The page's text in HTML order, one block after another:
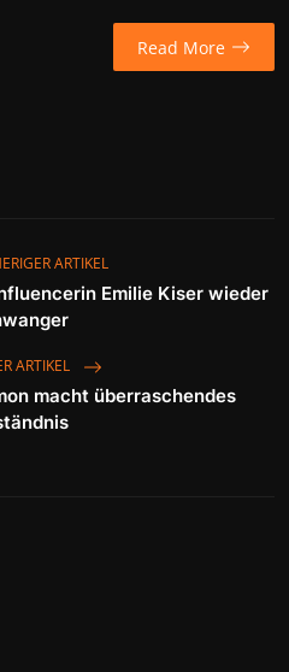
Read More
ARTIKEL
Emilie Kiser wieder
ARTIKEL
macht überraschendes